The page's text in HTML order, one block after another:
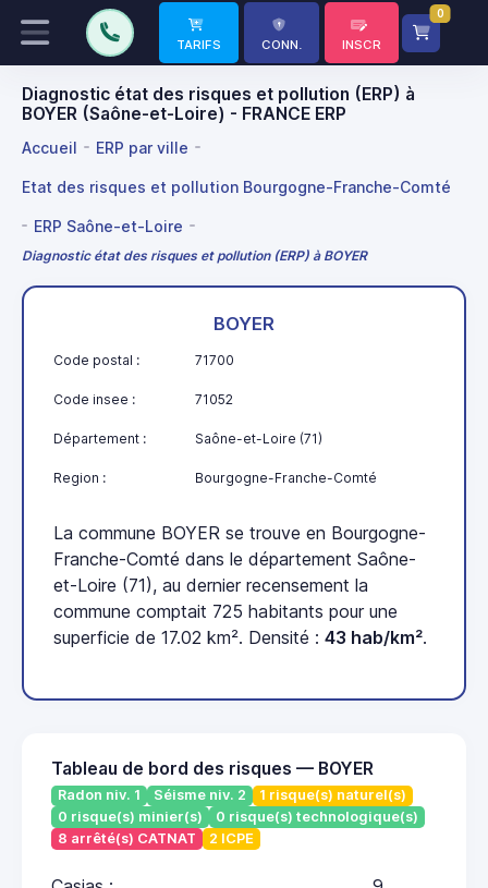
TARIFS CONN. INSCR
0
Diagnostic état des risques et pollution (ERP) à
BOYER (Saône-et-Loire) - FRANCE ERP
Accueil ERP par ville
Etat des risques et pollution Bourgogne-Franche-Comté
ERP Saône-et-Loire
Diagnostic état des risques et pollution (ERP) à BOYER
BOYER
Code postal : 71700
Code insee : 71052
Département : Saône-et-Loire (71)
Region : Bourgogne-Franche-Comté
La commune BOYER se trouve en Bourgogne-
Franche-Comté dans le département Saône-
et-Loire (71), au dernier recensement la
commune comptait 725 habitants pour une
superficie de 17.02 km². Densité : 43 hab/km².
Tableau de bord des risques — BOYER
Radon niv. 1 Séisme niv. 2
1 risque(s) naturel(s)
0 risque(s) minier(s)
0 risque(s) technologique(s)
8 arrêté(s) CATNAT
2 ICPE